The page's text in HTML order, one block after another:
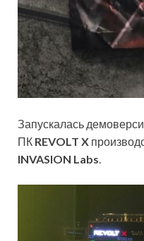
Запускалась
ПК REVOLT X
INVASION Labs